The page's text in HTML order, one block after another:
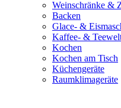
Weinschränke &
Backen
Glace- &
Kaffee- &
Kochen
Kochen am Tisch
Küchengeräte
Raumklimageräte